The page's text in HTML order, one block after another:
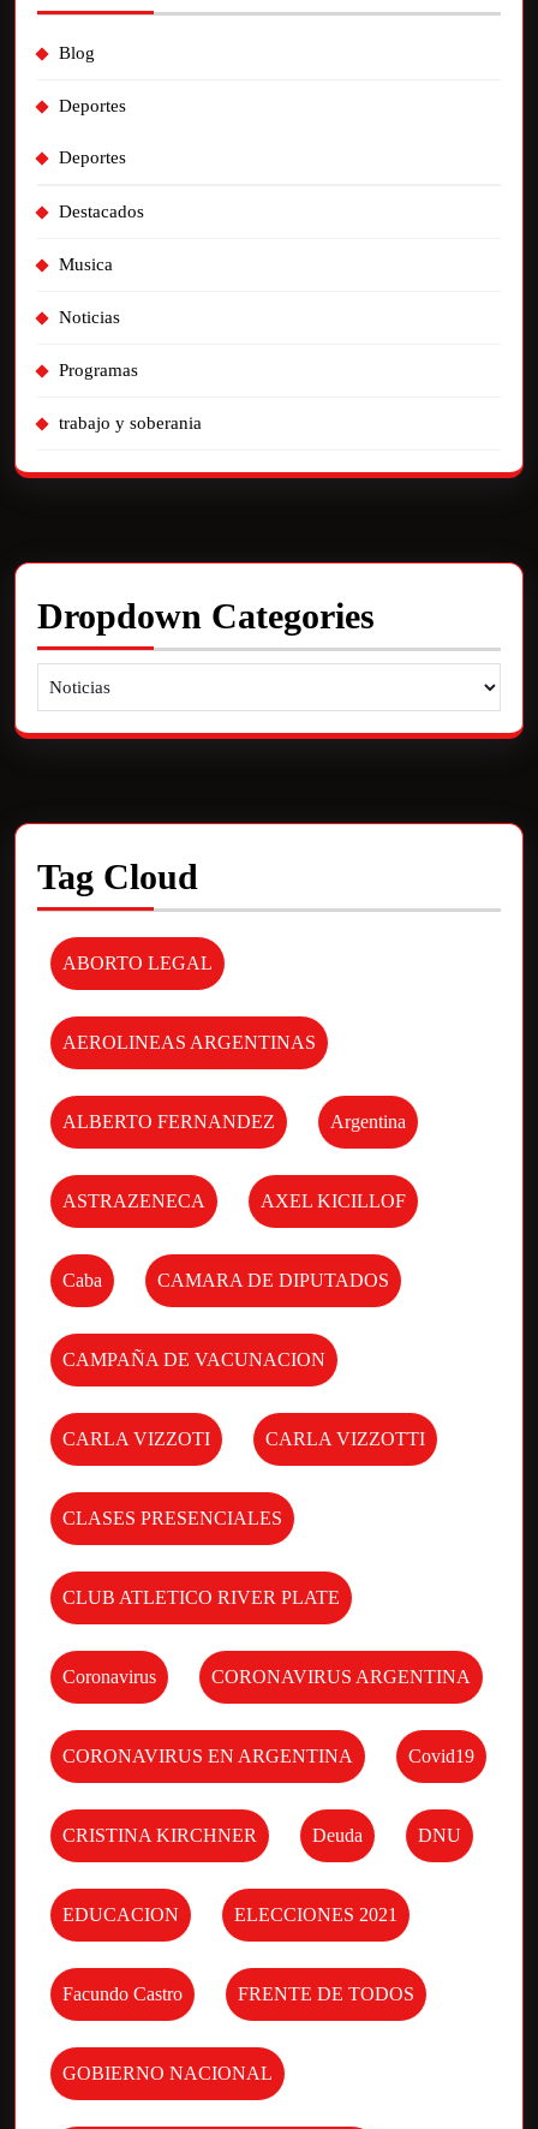
Blog
Deportes
Deportes
Destacados
Musica
Noticias
Programas
trabajo y soberania
Dropdown Categories
Tag Cloud
ABORTO LEGAL
AEROLINEAS ARGENTINAS
ALBERTO FERNANDEZ Argentina
ASTRAZENECA AXEL KICILLOF
Caba CAMARA DE DIPUTADOS
CAMPAÑA DE VACUNACION
CARLA VIZZOTI CARLA VIZZOTTI
CLASES PRESENCIALES
CLUB ATLETICO RIVER PLATE
Coronavirus CORONAVIRUS ARGENTINA
CORONAVIRUS EN ARGENTINA Covid19
CRISTINA KIRCHNER Deuda DNU
EDUCACION ELECCIONES 2021
Facundo Castro FRENTE DE TODOS
GOBIERNO NACIONAL